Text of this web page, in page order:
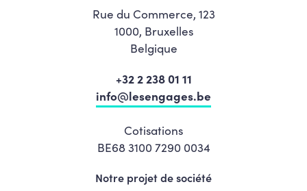
Rue du Commerce, 123
1000, Bruxelles
Belgique
+32 2 238 01 11
info@lesengages.be
Cotisations
BE68 3100 7290 0034
Notre projet de société